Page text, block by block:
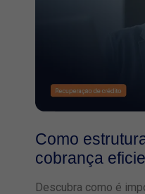
Como
cobrança
Descubra como é